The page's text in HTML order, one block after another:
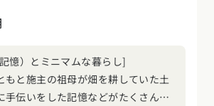
憶）とミニマムな暮らし]
もと施主の祖母が畑を耕していた土
手伝いをした記憶などがたくさん残